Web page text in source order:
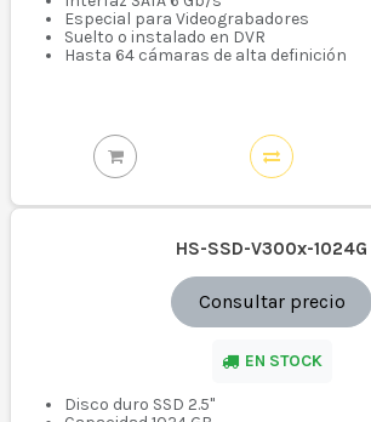
Especial para Videograbadores
Suelto o instalado en DVR
Hasta 64 cámaras de alta definición
HS-SSD-V300x-1024G
Consultar precio
EN STOCK
Disco duro SSD 2.5"